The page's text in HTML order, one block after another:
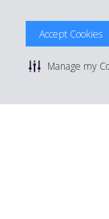
Accept Cookies
Manage my
© 2026
Politique de
Conditions de
Gérer mes cookies